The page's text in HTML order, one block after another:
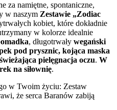
za namiętne, spontaniczne,
w naszym Zestawie „Zodiac
kobiet, które dokładnie
w kolorze idealnie
, długotrwały wegański
pod prysznic, kojąca maska
pielęgnacja oczu. W
na siłownię.
w Twoim życiu: Zestaw
że serca Baranów zabiją